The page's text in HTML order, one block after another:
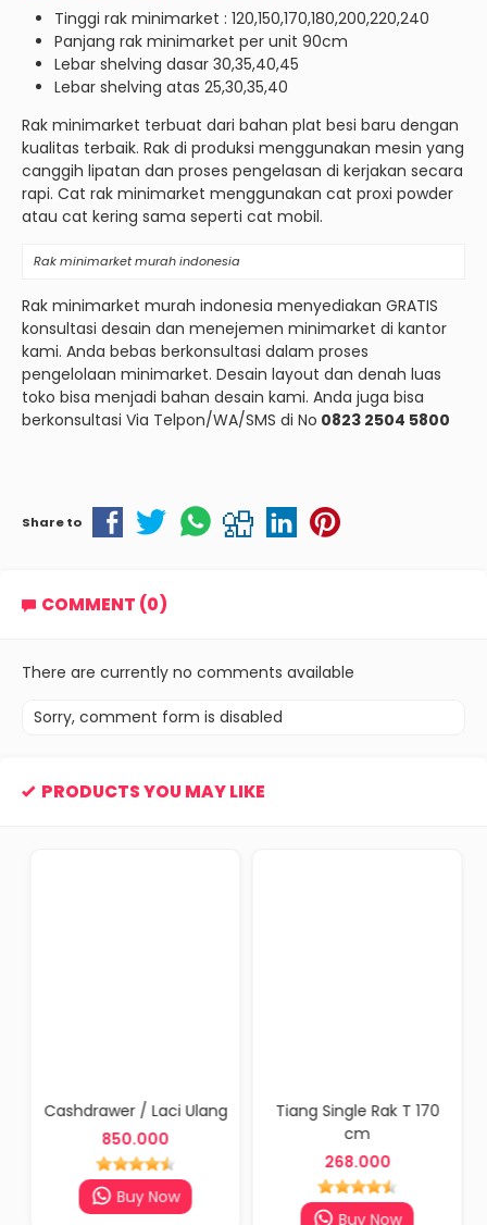
Tinggi rak minimarket : 120,150,170,180,200,220,240
Panjang rak minimarket per unit 90cm
Lebar shelving dasar 30,35,40,45
Lebar shelving atas 25,30,35,40
Rak minimarket terbuat dari bahan plat besi baru dengan
kualitas terbaik. Rak di produksi menggunakan mesin yang
canggih lipatan dan proses pengelasan di kerjakan secara
rapi. Cat rak minimarket menggunakan cat proxi powder
atau cat kering sama seperti cat mobil.
Rak minimarket murah indonesia
Rak minimarket murah indonesia menyediakan GRATIS
konsultasi desain dan menejemen minimarket di kantor
kami. Anda bebas berkonsultasi dalam proses
pengelolaan minimarket. Desain layout dan denah luas
toko bisa menjadi bahan desain kami. Anda juga bisa
berkonsultasi Via Telpon/WA/SMS di No 0823 2504 5800
Share to
COMMENT (0)
There are currently no comments available
Sorry, comment form is disabled
PRODUCTS YOU MAY LIKE
Cashdrawer / Laci Ulang
850.000
Buy Now
Tiang Single Rak T 170
cm
268.000
Buy Now